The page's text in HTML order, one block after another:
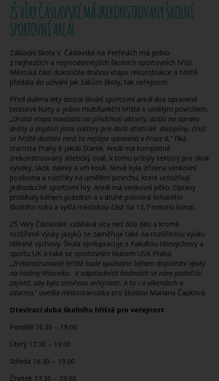
ZŠ VĚRY ČÁSLAVSKÉ MÁ ZREKONSTROVANÝ ŠKOLNÍ
SPORTOVNÍ AREÁL
Základní škola V. Čáslavské na Petřinách má jedno
z nejhezčích a nejmodernějších školních sportovních hřišť.
Městská část dokončila druhou etapu rekonstrukce a hřiště
předala do užívání jak žákům školy, tak veřejnosti.
Před dvěma lety dostal školní sportovní areál dva opravené
tenisové kurty a jedno multifunkční hřiště s umělým povrchem.
„Druhá etapa navázala na předchozí aktivity, došlo na opravu
dráhy a doplnili jsme sektory pro další atletické disciplíny, čímž
se hřiště dostalo mezi ta nejlépe vybavená v Praze 6,“říká
starosta Prahy 6 Jakub Stárek. Areál má kompletně
zrekonstruovaný atletický ovál, k tomu přibyly sektory pro skok
vysoký, skok daleký a vrh koulí. Nově byla zřízena venkovní
posilovna a nástřiky na umělém povrchu, které umožňují
jednoduché sportovní hry. Areál má venkovní pítko. Opravy
probíhaly během prázdnin a v druhé polovině loňského
školního roku a vyšla městskou část na 13,7 milionu korun.
ZŠ Věry Čáslavské vzdělává více než 600 dětí a kromě
rozšířené výuky jazyků se zaměřuje také na rozšířenou výuku
tělesné výchovy. Škola spolupracuje s Fakultou tělovýchovy a
sportu UK a také se sportovním klubem USK Praha.
„Zrekonstruované hřiště bude využíváno během dopolední výuky
na hodiny tělocviku. V odpoledních hodinách se nám podařilo
zajistit, aby bylo otevřeno veřejnosti. A to i o víkendech a
zdarma,“uvedla místostarostka pro školství Mariana Čapková.
Otevírací doba školního hřiště pro veřejnost
Pondělí 16.30 – 19.00
Úterý 17.30 – 19.00
Středa 16.30 – 19.00
Čtvrtek 17.30 – 19.00